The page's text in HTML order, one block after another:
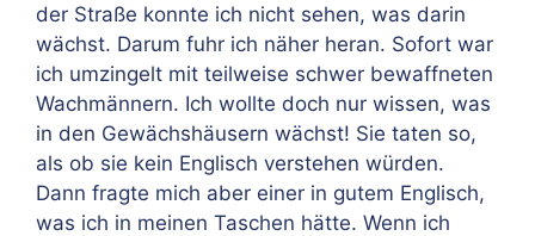
der Straße konnte ich nicht sehen, was darin
wächst. Darum fuhr ich näher heran. Sofort war
ich umzingelt mit teilweise schwer bewaffneten
Wachmännern. Ich wollte doch nur wissen, was
in den Gewächshäusern wächst! Sie taten so,
als ob sie kein Englisch verstehen würden.
Dann fragte mich aber einer in gutem Englisch,
was ich in meinen Taschen hätte. Wenn ich